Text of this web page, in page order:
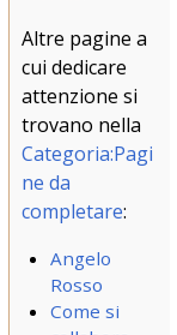
Altre pagine a
cui dedicare
attenzione si
trovano nella
Categoria:Pagi
ne da
completare:
Angelo
Rosso
Come si